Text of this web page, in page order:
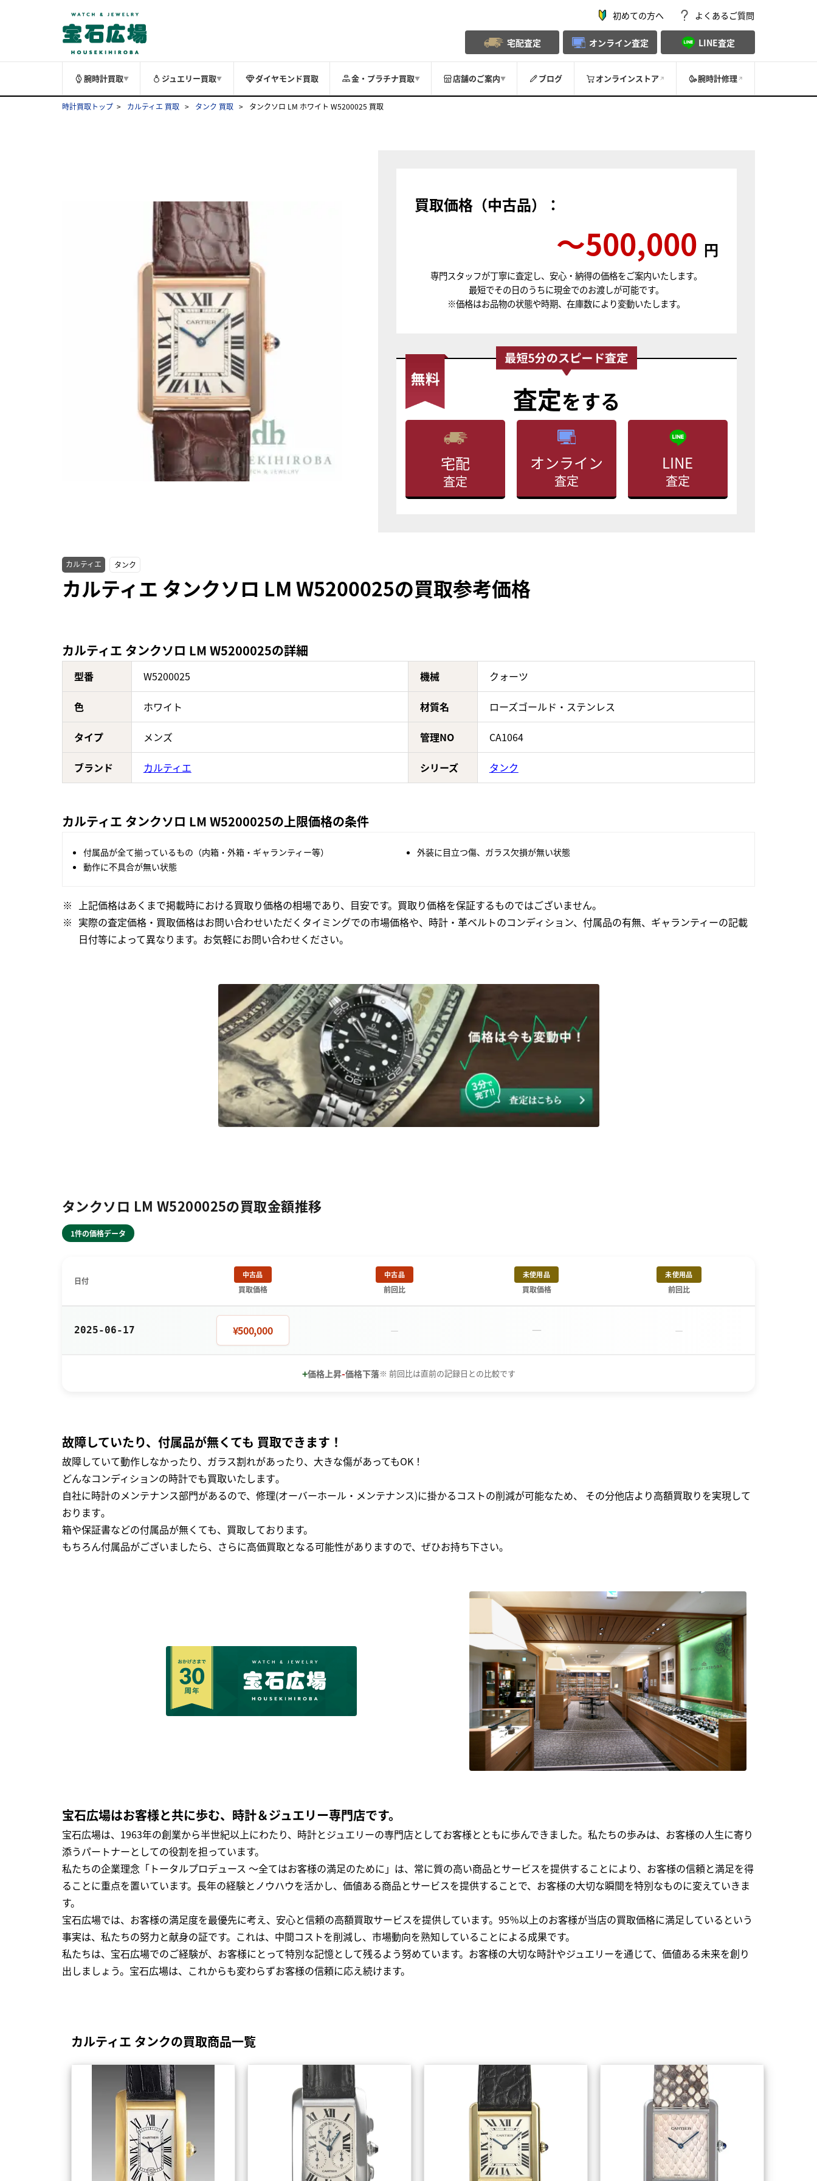
初めての方へ よくあるご質問
宅配査定 オンライン査定 LINE査定
腕時計買取▼ ジュエリー買取▼ ダイヤモンド買取 金・プラチナ買取▼ 店舗のご案内▼ ブログ オンラインストア 腕時計修理
時計買取トップ カルティエ 買取 タンク 買取 タンクソロ LM ホワイト W5200025 買取
買取価格（中古品）：
〜500,000 円
専門スタッフが丁寧に査定し、安心・納得の価格をご案内いたします。
最短でその日のうちに現金でのお渡しが可能です。
※価格はお品物の状態や時期、在庫数により変動いたします。
査定をする
宅配
査定
オンライン
査定
LINE
査定
カルティエ タンク
カルティエ タンクソロ LM W5200025の買取参考価格
カルティエ タンクソロ LM W5200025の詳細
型番 W5200025 機械 クォーツ
色 ホワイト 材質名 ローズゴールド・ステンレス
タイプ メンズ 管理NO CA1064
ブランド カルティエ シリーズ タンク
カルティエ タンクソロ LM W5200025の上限価格の条件
付属品が全て揃っているもの（内箱・外箱・ギャランティー等）
外装に目立つ傷、ガラス欠損が無い状態
動作に不具合が無い状態
上記価格はあくまで掲載時における買取り価格の相場であり、目安です。買取り価格を保証するものではございません。
実際の査定価格・買取価格はお問い合わせいただくタイミングでの市場価格や、時計・革ベルトのコンディション、付属品の有無、ギャランティーの記載
日付等によって異なります。お気軽にお問い合わせください。
タンクソロ LM W5200025の買取金額推移
1件の価格データ
日付
中古品
買取価格
中古品
前回比
未使用品
買取価格
未使用品
前回比
2025-06-17 ¥500,000 － － －
+価格上昇-価格下落※ 前回比は直前の記録日との比較です
故障していたり、付属品が無くても 買取できます！
故障していて動作しなかったり、ガラス割れがあったり、大きな傷があってもOK！
どんなコンディションの時計でも買取いたします｡
自社に時計のメンテナンス部門があるので、修理(オーバーホール・メンテナンス)に掛かるコストの削減が可能なため、 その分他店より高額買取りを実現して
おります｡
箱や保証書などの付属品が無くても、買取しております。
もちろん付属品がございましたら、さらに高価買取となる可能性がありますので、ぜひお持ち下さい｡
宝石広場はお客様と共に歩む、時計＆ジュエリー専門店です。
宝石広場は、1963年の創業から半世紀以上にわたり、時計とジュエリーの専門店としてお客様とともに歩んできました。私たちの歩みは、お客様の人生に寄り
添うパートナーとしての役割を担っています。
私たちの企業理念「トータルプロデュース ～全てはお客様の満足のために」は、常に質の高い商品とサービスを提供することにより、お客様の信頼と満足を得
ることに重点を置いています。長年の経験とノウハウを活かし、価値ある商品とサービスを提供することで、お客様の大切な瞬間を特別なものに変えていきま
す。
宝石広場では、お客様の満足度を最優先に考え、安心と信頼の高額買取サービスを提供しています。95％以上のお客様が当店の買取価格に満足しているという
事実は、私たちの努力と献身の証です。これは、中間コストを削減し、市場動向を熟知していることによる成果です。
私たちは、宝石広場でのご経験が、お客様にとって特別な記憶として残るよう努めています。お客様の大切な時計やジュエリーを通じて、価値ある未来を創り
出しましょう。宝石広場は、これからも変わらずお客様の信頼に応え続けます。
カルティエ タンクの買取商品一覧